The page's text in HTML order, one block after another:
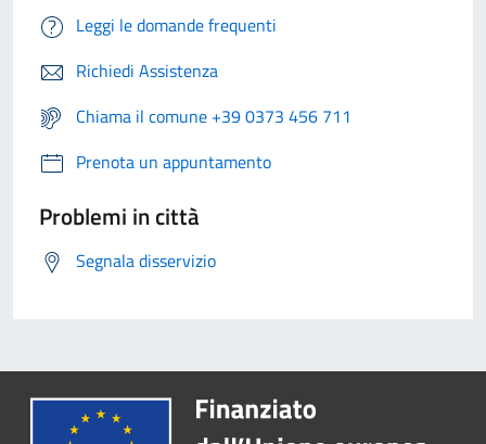
Leggi le domande frequenti
Richiedi Assistenza
Chiama il comune +39 0373 456 711
Prenota un appuntamento
Problemi in città
Segnala disservizio